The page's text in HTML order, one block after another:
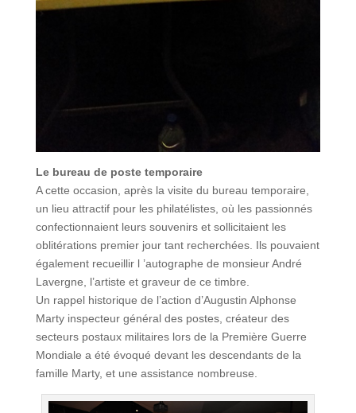
Le bureau de poste temporaire
A cette occasion, après la visite du bureau temporaire,
un lieu attractif pour les philatélistes, où les passionnés
confectionnaient leurs souvenirs et sollicitaient les
oblitérations premier jour tant recherchées. Ils pouvaient
également recueillir l ’autographe de monsieur André
Lavergne, l’artiste et graveur de ce timbre.
Un rappel historique de l’action d’Augustin Alphonse
Marty inspecteur général des postes, créateur des
secteurs postaux militaires lors de la Première Guerre
Mondiale a été évoqué devant les descendants de la
famille Marty, et une assistance nombreuse.